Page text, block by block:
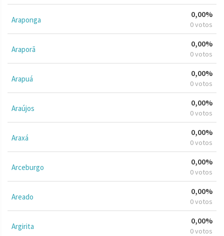
Araponga
0,00%
0 votos
Araporã
0,00%
0 votos
Arapuá
0,00%
0 votos
Araújos
0,00%
0 votos
Araxá
0,00%
0 votos
Arceburgo
0,00%
0 votos
Areado
0,00%
0 votos
Argirita
0,00%
0 votos